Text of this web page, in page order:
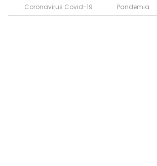
Coronavirus Covid-19
Pandemia